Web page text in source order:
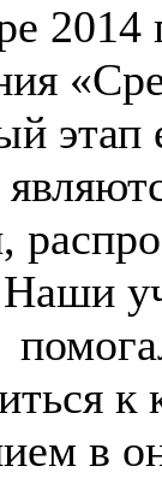
2014
этап
Наши
в